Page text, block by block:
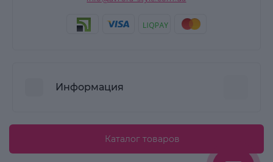
Информация
Пользовательское соглашение
Каталог товаров